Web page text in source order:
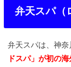
弁天スパ（
弁天スパは、神
ドスパ」が初の